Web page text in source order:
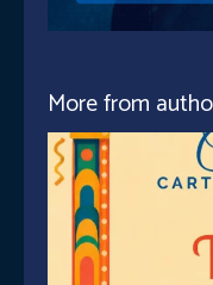
More from